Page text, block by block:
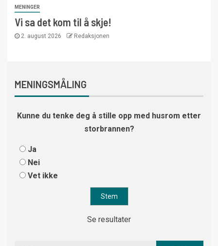
MENINGER
Vi sa det kom til å skje!
2. august 2026 Redaksjonen
MENINGSMÅLING
Kunne du tenke deg å stille opp med husrom etter
storbrannen?
Ja
Nei
Vet ikke
Se resultater